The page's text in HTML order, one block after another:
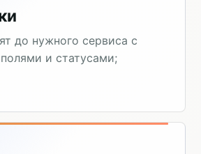
до нужного сервиса с
и статусами;